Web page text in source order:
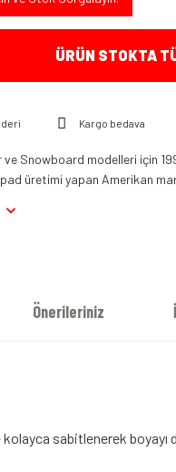
ÜRÜN STOKTA
Kargo bedava
Snowboard modelleri için
üretimi yapan Amerikan
Önerileriniz
sabitlenerek boyayı